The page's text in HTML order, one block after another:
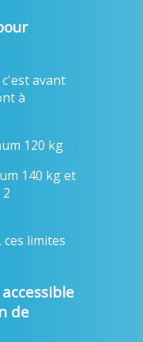
avant
à
120 kg
140 kg et
limites
de